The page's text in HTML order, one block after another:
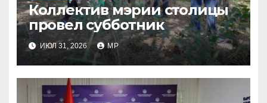
Коллектив мэрии столицы
провел субботник
ИЮЛ 31, 2026 MP